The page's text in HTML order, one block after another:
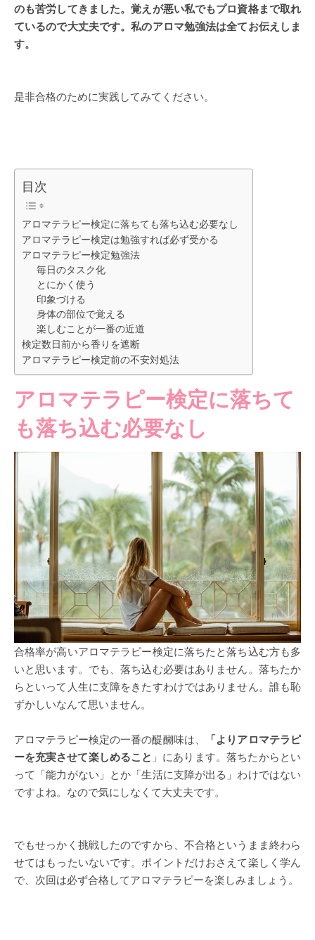
のも苦労してきました。覚えが悪い私でもプロ資格まで取れ
ているので大丈夫です。私のアロマ勉強法は全てお伝えしま
す。
是非合格のために実践してみてください。
目次
アロマテラピー検定に落ちても落ち込む必要なし
アロマテラピー検定は勉強すれば必ず受かる
アロマテラピー検定勉強法
毎日のタスク化
とにかく使う
印象づける
身体の部位で覚える
楽しむことが一番の近道
検定数日前から香りを遮断
アロマテラピー検定前の不安対処法
アロマテラピー検定に落ちて
も落ち込む必要なし
合格率が高いアロマテラピー検定に落ちたと落ち込む方も多
いと思います。でも、落ち込む必要はありません。落ちたか
らといって人生に支障をきたすわけではありません。誰も恥
ずかしいなんて思いません。
アロマテラピー検定の一番の醍醐味は、
「よりアロマテラピ
ーを充実させて楽しめること 」にあります。落ちたからとい
って「能力がない」とか「生活に支障が出る」わけではない
ですよね。なので気にしなくて大丈夫です。
でもせっかく挑戦したのですから、不合格というまま終わら
せてはもったいないです。ポイントだけおさえて楽しく学ん
で、次回は必ず合格してアロマテラピーを楽しみましょう。